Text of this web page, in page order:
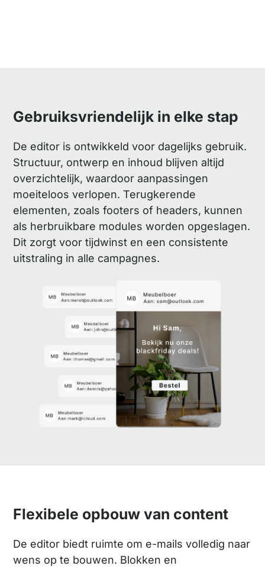
Gebruiksvriendelijk in elke stap
De editor is ontwikkeld voor dagelijks gebruik.
Structuur, ontwerp en inhoud blijven altijd
overzichtelijk, waardoor aanpassingen
moeiteloos verlopen. Terugkerende
elementen, zoals footers of headers, kunnen
als herbruikbare modules worden opgeslagen.
Dit zorgt voor tijdwinst en een consistente
uitstraling in alle campagnes.
Flexibele opbouw van content
De editor biedt ruimte om e-mails volledig naar
wens op te bouwen. Blokken en